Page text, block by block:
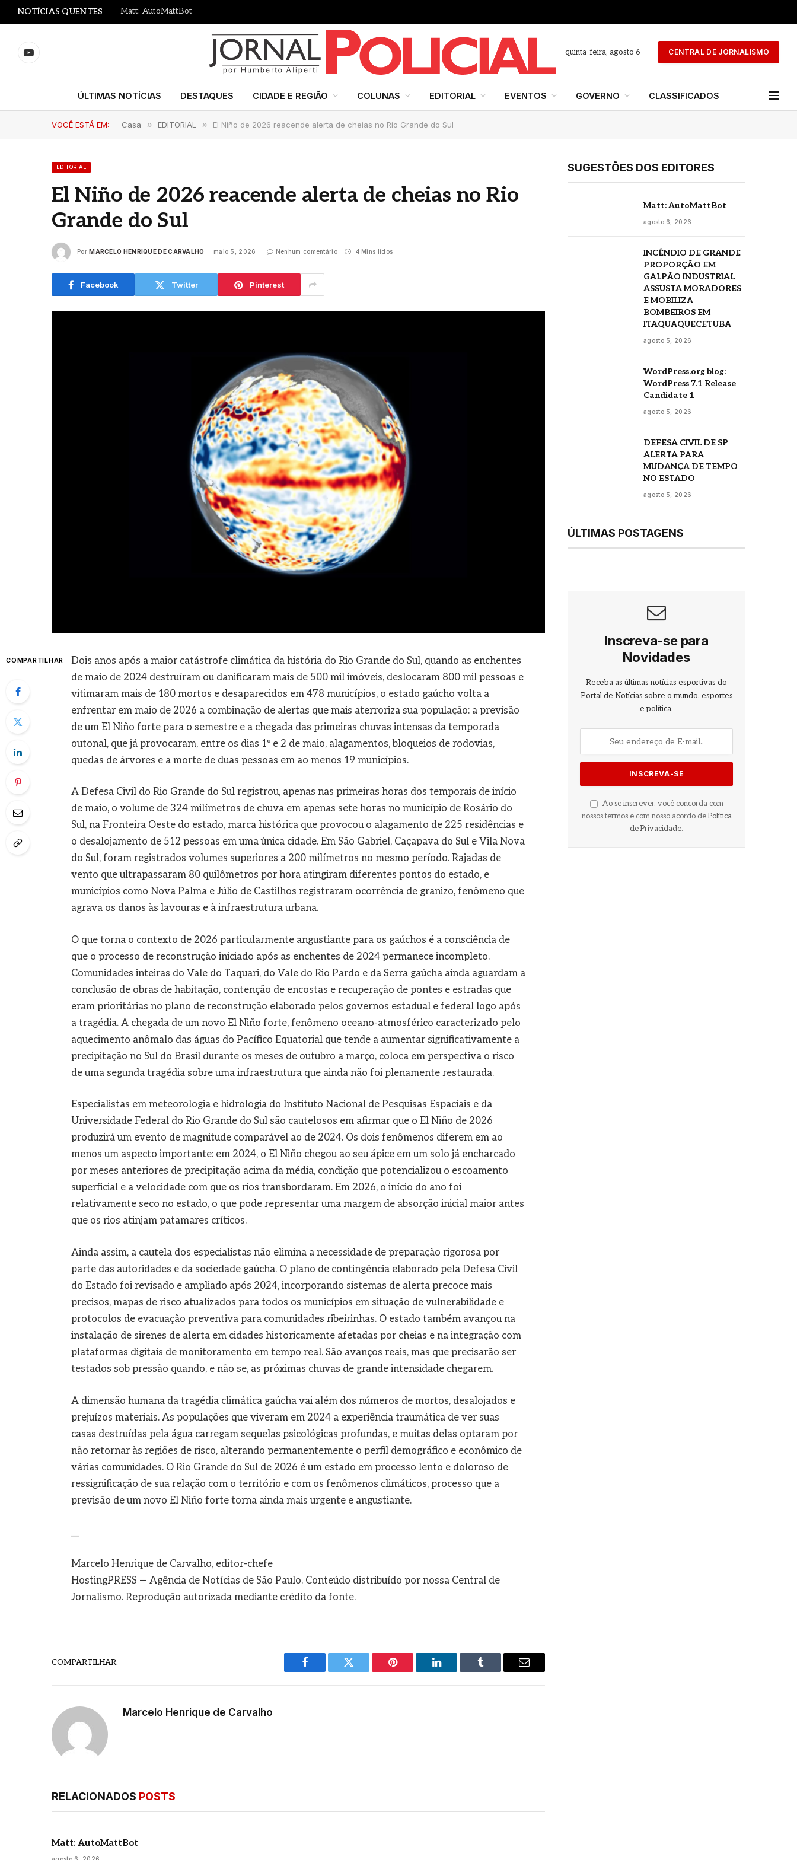
NOTÍCIAS QUENTES Matt: AutoMattBot
YouTube
quinta-feira, agosto 6 CENTRAL DE JORNALISMO
ÚLTIMAS NOTÍCIAS DESTAQUES CIDADE E REGIÃO COLUNAS EDITORIAL EVENTOS GOVERNO CLASSIFICADOS
VOCÊ ESTÁ EM: Casa » EDITORIAL » El Niño de 2026 reacende alerta de cheias no Rio Grande do Sul
EDITORIAL
El Niño de 2026 reacende alerta de cheias no Rio
Grande do Sul
Por MARCELO HENRIQUE DE CARVALHO maio 5, 2026 Nenhum comentário 4 Mins lidos
Facebook Twitter Pinterest
COMPARTILHAR
Dois anos após a maior catástrofe climática da história do Rio Grande do Sul, quando as enchentes
de maio de 2024 destruíram ou danificaram mais de 500 mil imóveis, deslocaram 800 mil pessoas e
vitimaram mais de 180 mortos e desaparecidos em 478 municípios, o estado gaúcho volta a
enfrentar em maio de 2026 a combinação de alertas que mais aterroriza sua população: a previsão
de um El Niño forte para o semestre e a chegada das primeiras chuvas intensas da temporada
outonal, que já provocaram, entre os dias 1º e 2 de maio, alagamentos, bloqueios de rodovias,
quedas de árvores e a morte de duas pessoas em ao menos 19 municípios.
A Defesa Civil do Rio Grande do Sul registrou, apenas nas primeiras horas dos temporais de início
de maio, o volume de 324 milímetros de chuva em apenas sete horas no município de Rosário do
Sul, na Fronteira Oeste do estado, marca histórica que provocou o alagamento de 225 residências e
o desalojamento de 512 pessoas em uma única cidade. Em São Gabriel, Caçapava do Sul e Vila Nova
do Sul, foram registrados volumes superiores a 200 milímetros no mesmo período. Rajadas de
vento que ultrapassaram 80 quilômetros por hora atingiram diferentes pontos do estado, e
municípios como Nova Palma e Júlio de Castilhos registraram ocorrência de granizo, fenômeno que
agrava os danos às lavouras e à infraestrutura urbana.
O que torna o contexto de 2026 particularmente angustiante para os gaúchos é a consciência de
que o processo de reconstrução iniciado após as enchentes de 2024 permanece incompleto.
Comunidades inteiras do Vale do Taquari, do Vale do Rio Pardo e da Serra gaúcha ainda aguardam a
conclusão de obras de habitação, contenção de encostas e recuperação de pontes e estradas que
eram prioritárias no plano de reconstrução elaborado pelos governos estadual e federal logo após
a tragédia. A chegada de um novo El Niño forte, fenômeno oceano-atmosférico caracterizado pelo
aquecimento anômalo das águas do Pacífico Equatorial que tende a aumentar significativamente a
precipitação no Sul do Brasil durante os meses de outubro a março, coloca em perspectiva o risco
de uma segunda tragédia sobre uma infraestrutura que ainda não foi plenamente restaurada.
Especialistas em meteorologia e hidrologia do Instituto Nacional de Pesquisas Espaciais e da
Universidade Federal do Rio Grande do Sul são cautelosos em afirmar que o El Niño de 2026
produzirá um evento de magnitude comparável ao de 2024. Os dois fenômenos diferem em ao
menos um aspecto importante: em 2024, o El Niño chegou ao seu ápice em um solo já encharcado
por meses anteriores de precipitação acima da média, condição que potencializou o escoamento
superficial e a velocidade com que os rios transbordaram. Em 2026, o início do ano foi
relativamente seco no estado, o que pode representar uma margem de absorção inicial maior antes
que os rios atinjam patamares críticos.
Ainda assim, a cautela dos especialistas não elimina a necessidade de preparação rigorosa por
parte das autoridades e da sociedade gaúcha. O plano de contingência elaborado pela Defesa Civil
do Estado foi revisado e ampliado após 2024, incorporando sistemas de alerta precoce mais
precisos, mapas de risco atualizados para todos os municípios em situação de vulnerabilidade e
protocolos de evacuação preventiva para comunidades ribeirinhas. O estado também avançou na
instalação de sirenes de alerta em cidades historicamente afetadas por cheias e na integração com
plataformas digitais de monitoramento em tempo real. São avanços reais, mas que precisarão ser
testados sob pressão quando, e não se, as próximas chuvas de grande intensidade chegarem.
A dimensão humana da tragédia climática gaúcha vai além dos números de mortos, desalojados e
prejuízos materiais. As populações que viveram em 2024 a experiência traumática de ver suas
casas destruídas pela água carregam sequelas psicológicas profundas, e muitas delas optaram por
não retornar às regiões de risco, alterando permanentemente o perfil demográfico e econômico de
várias comunidades. O Rio Grande do Sul de 2026 é um estado em processo lento e doloroso de
ressignificação de sua relação com o território e com os fenômenos climáticos, processo que a
previsão de um novo El Niño forte torna ainda mais urgente e angustiante.
Marcelo Henrique de Carvalho, editor-chefe
HostingPRESS — Agência de Notícias de São Paulo. Conteúdo distribuído por nossa Central de
Jornalismo. Reprodução autorizada mediante crédito da fonte.
COMPARTILHAR.
Facebook Twitter Pinterest LinkedIn Tumblr
E-
Marcelo Henrique de Carvalho
RELACIONADOS POSTS
Matt: AutoMattBot
SUGESTÕES DOS EDITORES
Matt: AutoMattBot
agosto 6, 2026
INCÊNDIO DE GRANDE
PROPORÇÃO EM
GALPÃO INDUSTRIAL
ASSUSTA MORADORES
E MOBILIZA
BOMBEIROS EM
ITAQUAQUECETUBA
agosto 5, 2026
WordPress.org blog:
WordPress 7.1 Release
Candidate 1
agosto 5, 2026
DEFESA CIVIL DE SP
ALERTA PARA
MUDANÇA DE TEMPO
NO ESTADO
agosto 5, 2026
ÚLTIMAS POSTAGENS
Inscreva-se para
Novidades
Receba as últimas notícias esportivas do
Portal de Notícias sobre o mundo, esportes
e política.
Ao se inscrever, você concorda com
nossos termos e com nosso acordo de Política
de Privacidade.